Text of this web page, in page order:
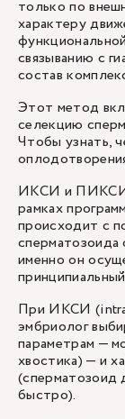
только по
характеру
связыванию с
состав
Этот метод
селекцию
Чтобы узнать,
ИКСИ и ПИКСИ
рамках
происходит с
сперматозоида
именно он
При ИКСИ
эмбриолог
параметрам —
хвостика) — и
(сперматозоид
быстро).